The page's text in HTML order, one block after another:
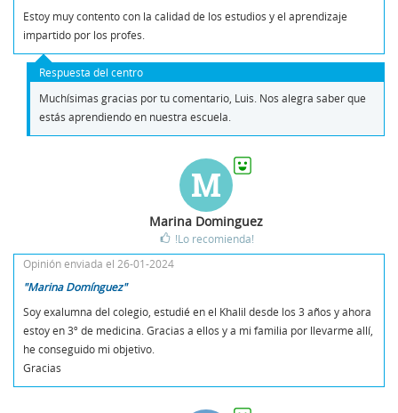
Estoy muy contento con la calidad de los estudios y el aprendizaje
impartido por los profes.
Respuesta del centro
Muchísimas gracias por tu comentario, Luis. Nos alegra saber que
estás aprendiendo en nuestra escuela.
M
Marina Dominguez
!Lo recomienda!
Opinión enviada el 26-01-2024
"Marina Domínguez"
Soy exalumna del colegio, estudié en el Khalil desde los 3 años y ahora
estoy en 3º de medicina. Gracias a ellos y a mi familia por llevarme allí,
he conseguido mi objetivo.
Gracias